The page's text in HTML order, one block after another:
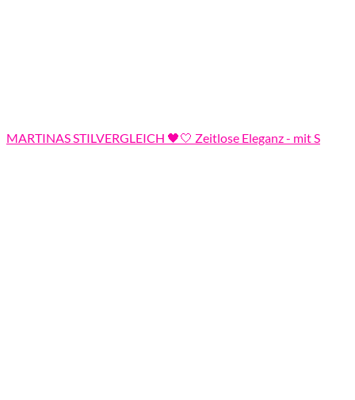
MARTINAS STILVERGLEICH 🖤🤍 Zeitlose Eleganz - mit S